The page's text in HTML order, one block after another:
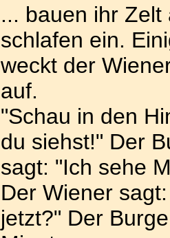
... bauen ihr Zelt
schlafen ein.
weckt der
auf.
"Schau in den
du siehst!" Der
sagt: "Ich sehe
Der Wiener
jetzt?" Der